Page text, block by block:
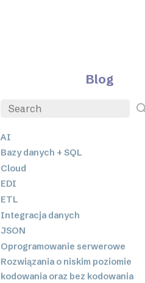
Blog
AI
Bazy danych + SQL
Cloud
EDI
ETL
Integracja danych
JSON
Oprogramowanie serwerowe
Rozwiązania o niskim poziomie
kodowania oraz bez kodowania